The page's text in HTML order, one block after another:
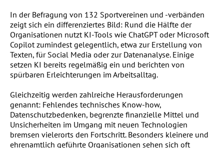
Schließen
In der Befragung von 132 Sportvereinen und -verbänden
zeigt sich ein differenziertes Bild: Rund die Hälfte der
Organisationen nutzt KI-Tools wie ChatGPT oder Microsoft
Copilot zumindest gelegentlich, etwa zur Erstellung von
Texten, für Social Media oder zur Datenanalyse. Einige
setzen KI bereits regelmäßig ein und berichten von
spürbaren Erleichterungen im Arbeitsalltag.
Gleichzeitig werden zahlreiche Herausforderungen
genannt: Fehlendes technisches Know-how,
Datenschutzbedenken, begrenzte finanzielle Mittel und
Unsicherheiten im Umgang mit neuen Technologien
bremsen vielerorts den Fortschritt. Besonders kleinere und
ehrenamtlich geführte Organisationen sehen sich oft